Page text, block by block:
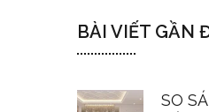
BÀI VIẾT GẦN
SO